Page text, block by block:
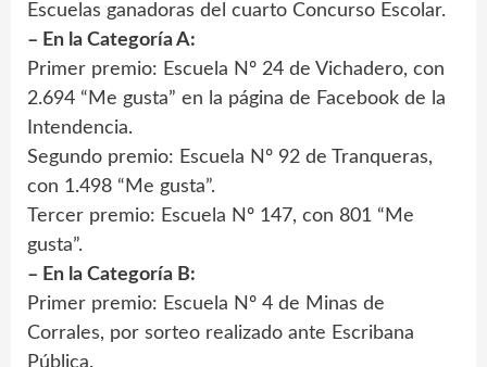
Escuelas ganadoras del cuarto Concurso Escolar.
– En la Categoría A:
Primer premio: Escuela Nº 24 de Vichadero, con
2.694 “Me gusta” en la página de Facebook de la
Intendencia.
Segundo premio: Escuela Nº 92 de Tranqueras,
con 1.498 “Me gusta”.
Tercer premio: Escuela Nº 147, con 801 “Me
gusta”.
– En la Categoría B:
Primer premio: Escuela Nº 4 de Minas de
Corrales, por sorteo realizado ante Escribana
Pública.